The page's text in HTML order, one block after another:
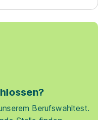
Berufswahltest.